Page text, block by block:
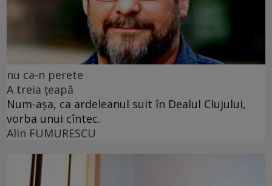
nu ca-n perete
A treia țeapă
Num-așa, ca ardeleanul suit în Dealul Clujului,
vorba unui cîntec.
Alin FUMURESCU